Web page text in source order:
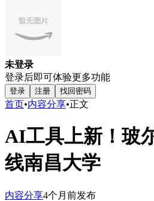
未登录
登录后即可体验更多功能
登录 注册 找回密码
首页•内容分享•正文
AI工具上新！玻
线南昌大学
内容分享4个月前发布